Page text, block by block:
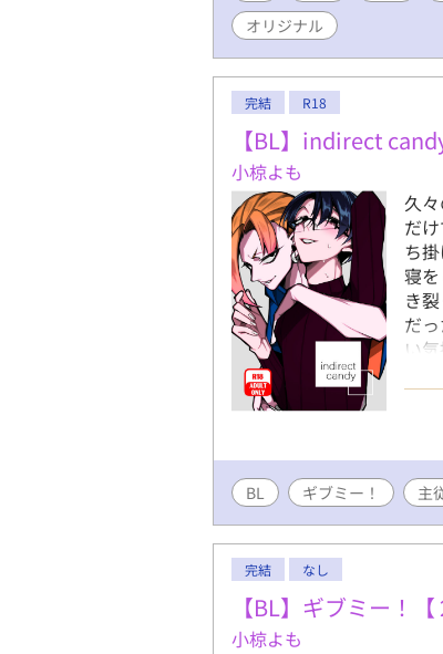
オリジナル
完結 R18
【BL】indirect
小椋よも
久
だ
ち
寝
き
だ
い
ピ
BL ギブミー！ 主
完結 なし
【BL】ギブミー！【
小椋よも